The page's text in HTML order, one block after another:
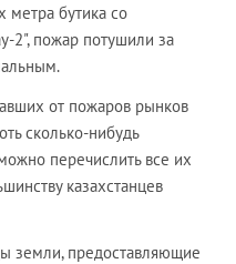
метра бутика со
2", пожар потушили за
от пожаров рынков
сколько-нибудь
перечислить все их
казахстанцев
земли, предоставляющие